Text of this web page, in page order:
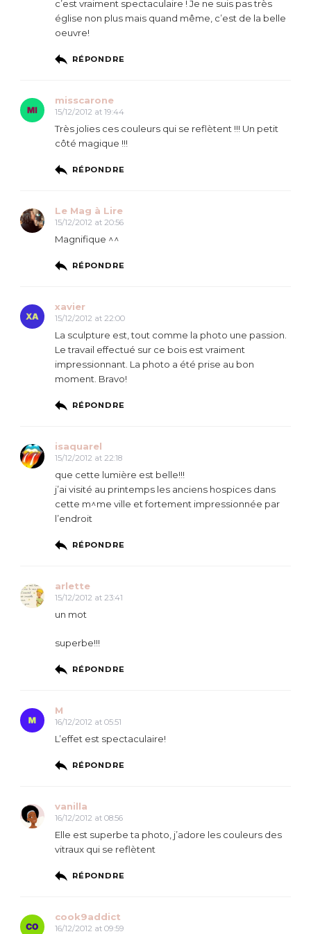
c’est vraiment spectaculaire ! Je ne suis pas très
église non plus mais quand même, c’est de la belle
oeuvre!
RÉPONDRE
misscarone
15/12/2012 at 19:44
Très jolies ces couleurs qui se reflètent !!! Un petit
côté magique !!!
RÉPONDRE
Le Mag à Lire
15/12/2012 at 20:56
Magnifique ^^
RÉPONDRE
xavier
15/12/2012 at 22:00
La sculpture est, tout comme la photo une passion.
Le travail effectué sur ce bois est vraiment
impressionnant. La photo a été prise au bon
moment. Bravo!
RÉPONDRE
isaquarel
15/12/2012 at 22:18
que cette lumière est belle!!!
j’ai visité au printemps les anciens hospices dans
cette m^me ville et fortement impressionnée par
l’endroit
RÉPONDRE
arlette
15/12/2012 at 23:41
un mot
superbe!!!
RÉPONDRE
M
16/12/2012 at 05:51
L’effet est spectaculaire!
RÉPONDRE
vanilla
16/12/2012 at 08:56
Elle est superbe ta photo, j’adore les couleurs des
vitraux qui se reflètent
RÉPONDRE
cook9addict
16/12/2012 at 09:59